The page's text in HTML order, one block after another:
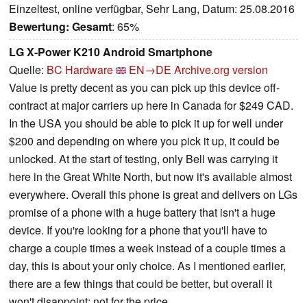
Einzeltest, online verfügbar, Sehr Lang, Datum: 25.08.2016
Bewertung: Gesamt: 65%
LG X-Power K210 Android Smartphone
Quelle: BC Hardware EN→DE Archive.org version
Value is pretty decent as you can pick up this device off-
contract at major carriers up here in Canada for $249 CAD.
In the USA you should be able to pick it up for well under
$200 and depending on where you pick it up, it could be
unlocked. At the start of testing, only Bell was carrying it
here in the Great White North, but now it's available almost
everywhere. Overall this phone is great and delivers on LGs
promise of a phone with a huge battery that isn't a huge
device. If you're looking for a phone that you'll have to
charge a couple times a week instead of a couple times a
day, this is about your only choice. As I mentioned earlier,
there are a few things that could be better, but overall it